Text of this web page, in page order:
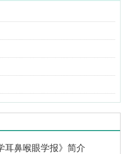
耳鼻喉眼学报》 简介